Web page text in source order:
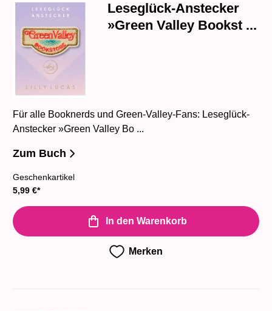
Leseglück-Anstecker
»Green Valley Bookst ...
Für alle Booknerds und Green-Valley-Fans: Leseglück-
Anstecker »Green Valley Bo ...
Zum Buch
Geschenkartikel
5,99 €*
In den Warenkorb
Merken